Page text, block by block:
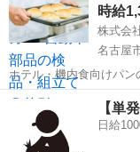
時給
株式会
名古屋
ホテル・機内食向けパンの仕分けスタ
店など、 届け先ごとにパンを
・パン商品の確認 ・バ
荷準...
愛知 名古屋市
【単
日給